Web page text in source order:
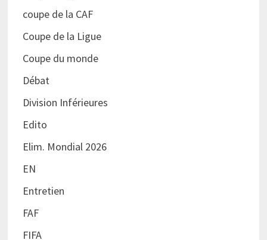
coupe de la CAF
Coupe de la Ligue
Coupe du monde
Débat
Division Inférieures
Edito
Elim. Mondial 2026
EN
Entretien
FAF
FIFA